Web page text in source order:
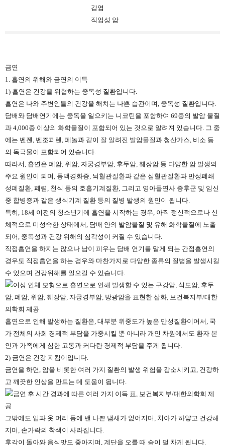
감염
직업성 암
금연
1. 흡연의 위해와 금연의 이득
1) 흡연은 건강을 위협하는 중독성 질환입니다.
흡연은 나와 주변인들의 건강을 해치는 나쁜 습관이며, 중독성 질환입니다.
담배와 담배연기에는 중독을 일으키는 니코틴을 포함하여 69종의 발암 물질
과 4,000종 이상의 화학물질이 포함되어 있는 것으로 알려져 있습니다. 그 중
에는 벤젠, 벤조피렌, 페놀과 같이 잘 알려진 발암물질과 청산가스, 비소 등
의 독극물이 포함되어 있습니다.
따라서, 흡연은 폐암, 위암, 자궁경부암, 후두암, 췌장암 등 다양한 암 발생의
주요 원인이 되며, 동맥경화증, 뇌혈관질환과 같은 심혈관질환과 만성폐쇄
성폐질환, 폐렴, 천식 등의 호흡기계질환, 그리고 영아돌연사 증후군 및 임신
중 합병증과 같은 생식기계 질환 등의 질병 발생의 원인이 됩니다.
특히, 18세 이전의 청소년기에 흡연을 시작하는 경우, 아직 정신적으로나 신
체적으로 미성숙한 상태에서, 담배 안의 발암물질 및 유해 화학물질에 노출
되어, 중독성과 건강 위해의 심각성이 커질 수 있습니다.
직접흡연을 하지는 않으나 남이 피우는 담배 연기를 맡게 되는 간접흡연의
경우도 직접흡연을 하는 경우와 마찬가지로 다양한 종류의 질병을 발생시킬
수 있으며 건강위해를 일으킬 수 있습니다.
흡연으로 인해 발생하는 질환은, 대부분 위중도가 높은 만성질환이어서, 국
가 전체의 사회 경제적 부담을 가중시킬 뿐 아니라 개인 차원에서도 환자 본
인과 가족에게 심한 고통과 커다란 경제적 부담을 주게 됩니다.
2) 금연은 건강 지킴이입니다.
금연을 하면, 암을 비롯한 여러 가지 질환의 발생 위험을 감소시키고, 건강하
고 깨끗한 인상을 만드는 데 도움이 됩니다.
그밖에도 입과 옷 머리 등에 밴 나쁜 냄새가 없어지며, 치아가 하얗고 건강해
지며, 손가락의 착색이 사라집니다.
후각이 돌아와 음식맛도 좋아지며, 계단을 오를 때 숨이 덜 차게 됩니다.